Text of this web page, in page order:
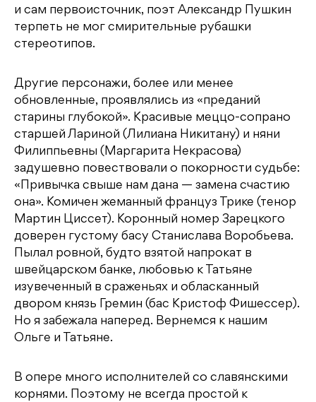
и сам первоисточник, поэт Александр Пушкин
терпеть не мог смирительные рубашки
стереотипов.
Другие персонажи, более или менее
обновленные, проявлялись из «преданий
старины глубокой». Красивые меццо-сопрано
старшей Лариной (Лилиана Никитану) и няни
Филиппьевны (Маргарита Некрасова)
задушевно повествовали о покорности судьбе:
«Привычка свыше нам дана — замена счастию
она». Комичен жеманный француз Трике (тенор
Мартин Цисcет). Коронный номер Зарецкого
доверен густому басу Станислава Воробьева.
Пылал ровной, будто взятой напрокат в
швейцарском банке, любовью к Татьяне
изувеченный в сраженьях и обласканный
двором князь Гремин (бас Кристоф Фишессер).
Но я забежала наперед. Вернемся к нашим
Ольге и Татьяне.
В опере много исполнителей со славянскими
корнями. Поэтому не всегда простой к